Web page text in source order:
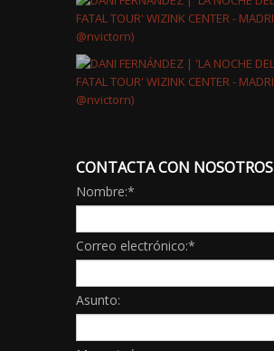
CONTACTA CON NOSOTROS
Nombre:*
Correo electrónico:*
Asunto: